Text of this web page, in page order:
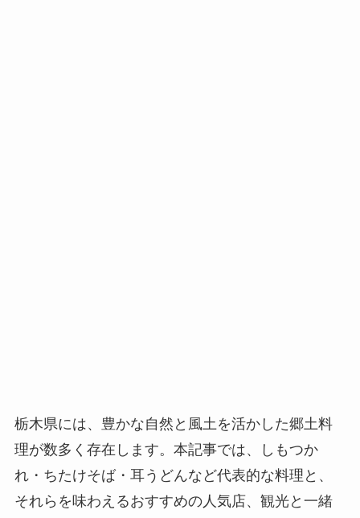
栃木県には、豊かな自然と風土を活かした郷土料
理が数多く存在します。本記事では、しもつか
れ・ちたけそば・耳うどんなど代表的な料理と、
それらを味わえるおすすめの人気店、観光と一緒